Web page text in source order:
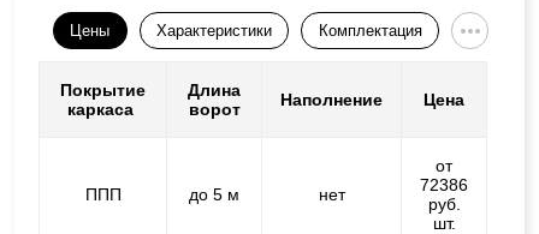
Цены Характеристики Комплектация
Покрытие
каркаса
Длина
ворот
Наполнение Цена
ППП до 5 м нет
от
72386
руб.
шт.